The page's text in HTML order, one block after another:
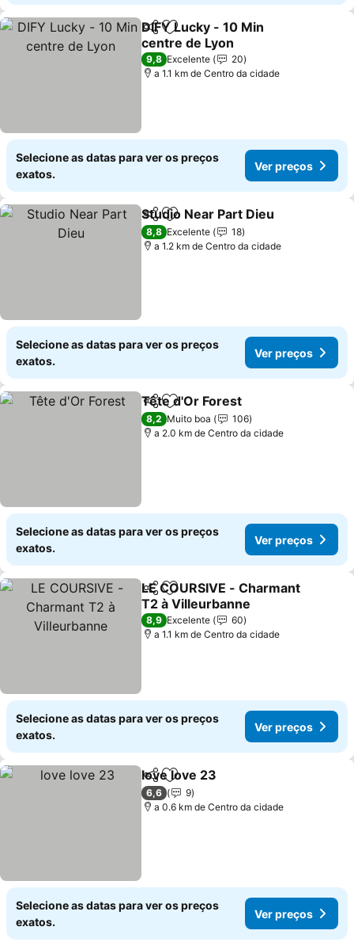
PartilharAdicionar aos favoritos
DIFY Lucky - 10 Min
centre de Lyon
9,8 Excelente
20
a 1.1 km de Centro da cidade
Selecione as datas para ver os preços
exatos.
Ver preços
PartilharAdicionar aos favoritos
Studio Near Part Dieu
8,8 Excelente
18
a 1.2 km de Centro da cidade
Selecione as datas para ver os preços
exatos.
Ver preços
PartilharAdicionar aos favoritos
Tête d'Or Forest
8,2 Muito boa
106
a 2.0 km de Centro da cidade
Selecione as datas para ver os preços
exatos.
Ver preços
PartilharAdicionar aos favoritos
LE COURSIVE - Charmant
T2 à Villeurbanne
8,9 Excelente
60
a 1.1 km de Centro da cidade
Selecione as datas para ver os preços
exatos.
Ver preços
PartilharAdicionar aos favoritos
love love 23
6,6
9
a 0.6 km de Centro da cidade
Selecione as datas para ver os preços
exatos.
Ver preços